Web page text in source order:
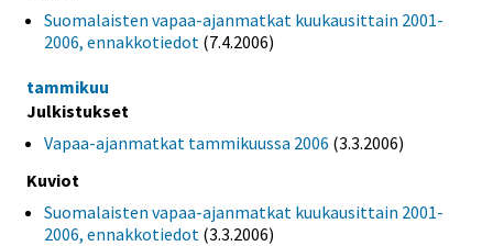
Suomalaisten vapaa-ajanmatkat kuukausittain 2001-
2006, ennakkotiedot (7.4.2006)
tammikuu
Julkistukset
Vapaa-ajanmatkat tammikuussa 2006 (3.3.2006)
Kuviot
Suomalaisten vapaa-ajanmatkat kuukausittain 2001-
2006, ennakkotiedot (3.3.2006)